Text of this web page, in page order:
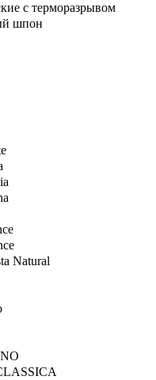
с терморазрывом
шпон
Natural